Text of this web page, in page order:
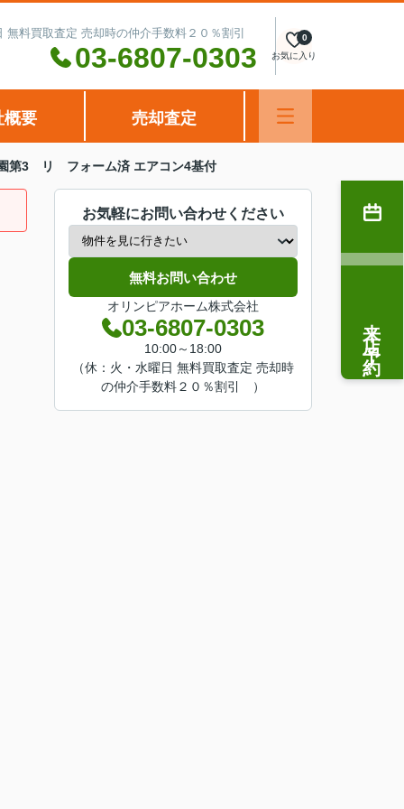
料買取査定 売却時の仲介手数料２０％割引
03-6807-0303 お気に入り
0
概要 売却査定
第3 リ フォーム済 エアコン4基付
お気軽にお問い合わせください
無料お問い合わせ
オリンピアホーム株式会社
03-6807-0303
10:00～18:00
（休：火・水曜日 無料買取査定 売却時
の仲介手数料２０％割引 ）
来店予約